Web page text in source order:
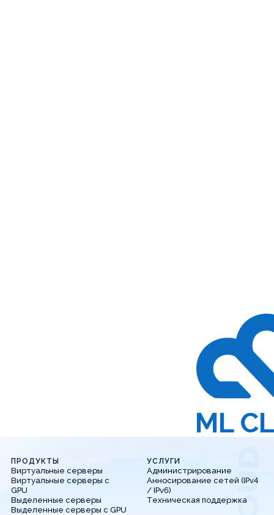
ПРОДУКТЫ
Виртуальные серверы
Виртуальные серверы с
GPU
Выделенные серверы
Выделенные серверы с GPU
УСЛУГИ
Администрирование
Анносирование сетей (IPv4
/ IPv6)
Техническая поддержка
ML